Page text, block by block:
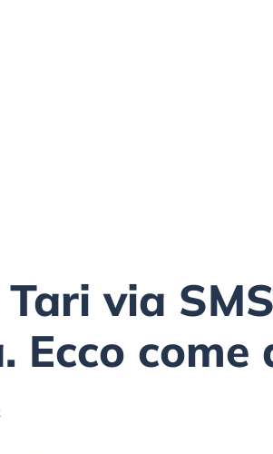
via
Ecco come